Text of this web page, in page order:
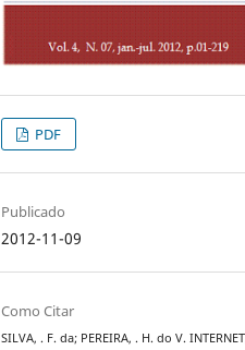
PDF
Publicado
2012-11-09
Como Citar
SILVA, . F. da; PEREIRA, . H. do V.